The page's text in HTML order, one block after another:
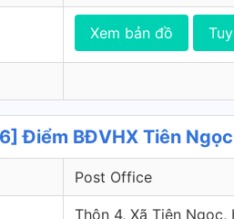
Xem bản đồ
Điểm BĐVHX Tiên
Post Office
Thôn 4, Xã Tiên